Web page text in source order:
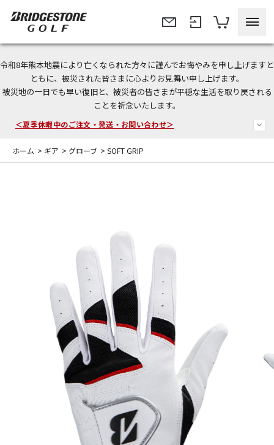
令和8年熊本地震により亡くなられた方々に謹んでお悔やみを申し上げますと
ともに、被災された皆さまに心よりお見舞い申し上げます。
被災地の一日でも早い復旧と、被災者の皆さまが平穏な生活を取り戻される
ことを祈念いたします。
今なら新規会員登録で1,000円OFFクーポンプレゼント！
＜商品配送に関するお知らせ＞
＜夏季休暇中のご注文・発送・お問い合わせ＞
ホーム > ギア > グローブ > SOFT GRIP